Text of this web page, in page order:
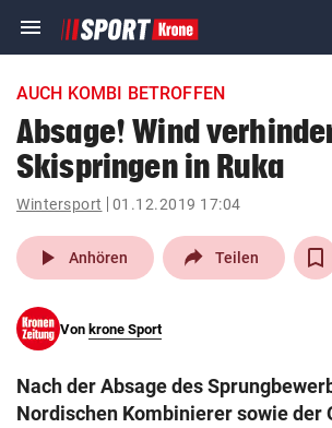
menu Navigation
ein-/ausklappen
account_circle Anmelden
pin_drop
Wien
search
eingeben
AUCH KOMBI BETROFFEN
Absage! Wind
Skispringen in Ruka
Wintersport 01.12.2019 17:04
play_arrow Anhören Teilen
Von krone Sport
Nach der Absage des
Nordischen Kombinierer sowie der